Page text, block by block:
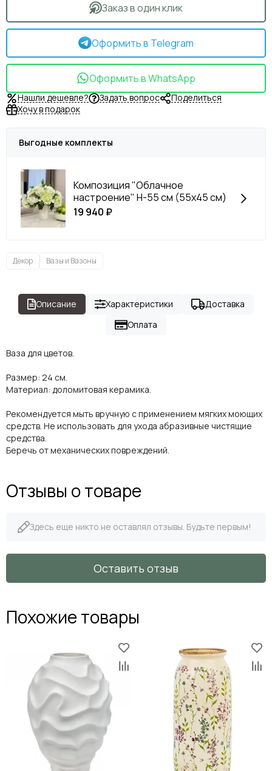
Заказ в один клик
Оформить в Telegram
Оформить в WhatsApp
Нашли дешевле? Задать вопрос
Поделиться
Хочу в подарок
Выгодные комплекты
Композиция "Облачное
настроение" H-55 см (55х45 см)
19 940 ₽
Декор Вазы и Вазоны
Описание Характеристики
Доставка
Оплата
Ваза для цветов.
Размер: 24 см.
Материал: доломитовая керамика.
Рекомендуется мыть вручную с применением мягких моющих
средств. Не использовать для ухода абразивные чистящие
средства.
Беречь от механических повреждений.
Отзывы о товаре
Здесь еще никто не оставлял отзывы. Будьте первым!
Оставить отзыв
Похожие товары